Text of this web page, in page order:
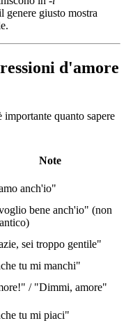
genere giusto mostra
d'amore
quanto sapere
Note
anch'io"
bene anch'io" (non
sei troppo gentile"
tu mi manchi"
/ "Dimmi, amore"
tu mi piaci"